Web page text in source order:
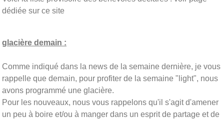
dédiée sur ce site
glacière demain :
Comme indiqué dans la news de la semaine dernière, je vous
rappelle que demain, pour profiter de la semaine "light", nous
avons programmé une glacière.
Pour les nouveaux, nous vous rappelons qu'il s'agit d'amener
un peu à boire et/ou à manger dans un esprit de partage et de